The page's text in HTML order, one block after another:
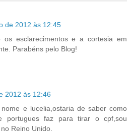
de 2012 às 12:45
os esclarecimentos e a cortesia em
Parabéns pelo Blog!
2012 às 12:46
e lucelia,ostaria de saber como
portugues faz para tirar o cpf,sou
Reino Unido.